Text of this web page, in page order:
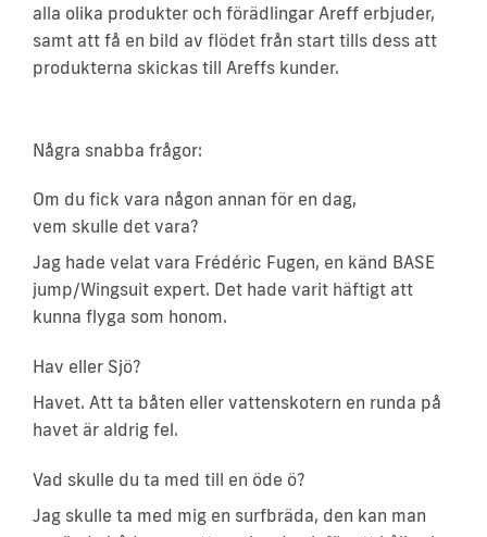
alla olika produkter och förädlingar Areff erbjuder,
samt att få en bild av flödet från start tills dess att
produkterna skickas till Areffs kunder.
Några snabba frågor:
Om du fick vara någon annan för en dag,
vem skulle det vara?
Jag hade velat vara Frédéric Fugen, en känd BASE
jump/Wingsuit expert. Det hade varit häftigt att
kunna flyga som honom.
Hav eller Sjö?
Havet. Att ta båten eller vattenskotern en runda på
havet är aldrig fel.
Vad skulle du ta med till en öde ö?
Jag skulle ta med mig en surfbräda, den kan man